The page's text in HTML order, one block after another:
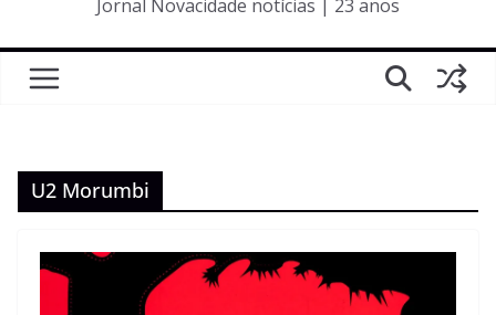
Jornal Novacidade notícias | 23 anos
U2 Morumbi